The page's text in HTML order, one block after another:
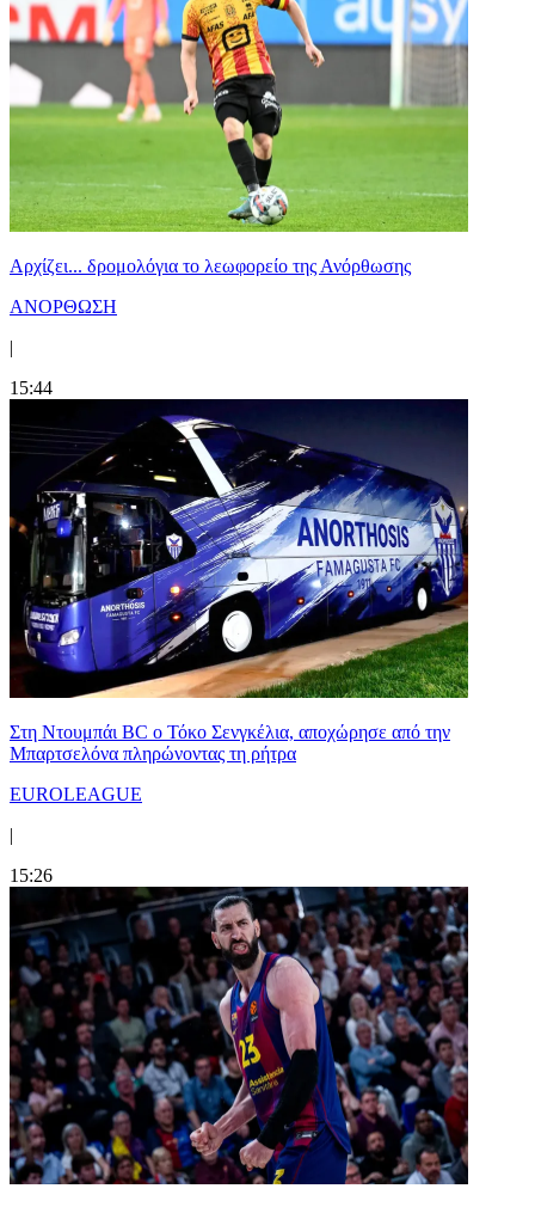
Αρχίζει... δρομολόγια το λεωφορείο της Ανόρθωσης
ΑΝΟΡΘΩΣΗ
|
15:44
Στη Nτουμπάι BC ο Τόκο Σενγκέλια, αποχώρησε από την
Μπαρτσελόνα πληρώνοντας τη ρήτρα
EUROLEAGUE
|
15:26